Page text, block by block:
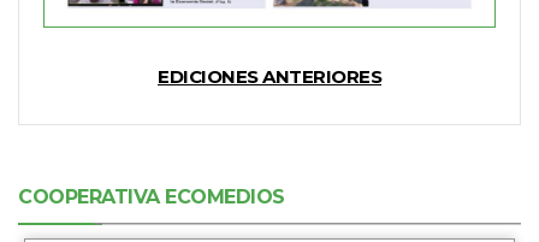
EDICIONES ANTERIORES
COOPERATIVA ECOMEDIOS